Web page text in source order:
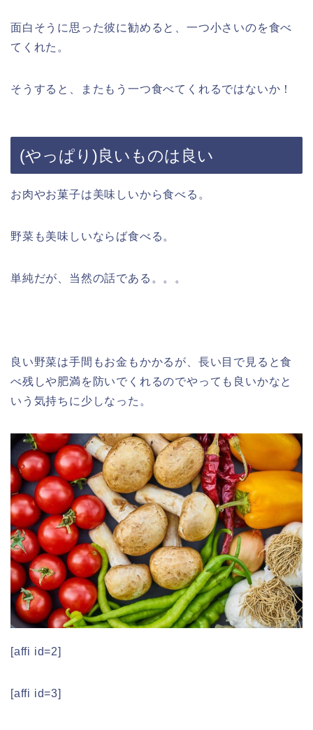
面白そうに思った彼に勧めると、一つ小さいのを食べ
てくれた。
そうすると、またもう一つ食べてくれるではないか！
(やっぱり)良いものは良い
お肉やお菓子は美味しいから食べる。
野菜も美味しいならば食べる。
単純だが、当然の話である。。。
良い野菜は手間もお金もかかるが、長い目で見ると食
べ残しや肥満を防いでくれるのでやっても良いかなと
いう気持ちに少しなった。
[affi id=2]
[affi id=3]